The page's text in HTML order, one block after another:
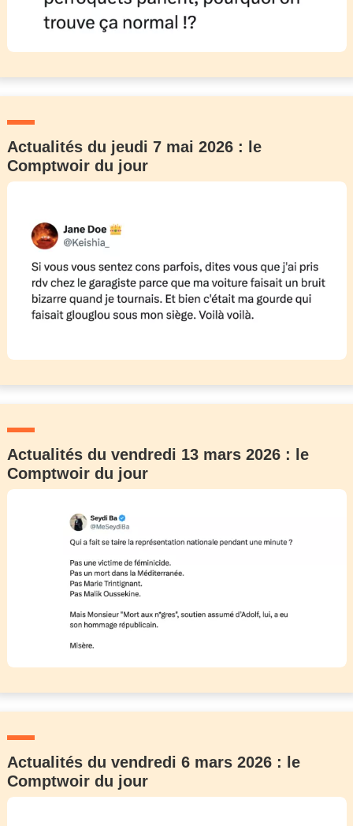
Actualités du jeudi 7 mai 2026 : le
Comptwoir du jour
Actualités du vendredi 13 mars 2026 : le
Comptwoir du jour
Actualités du vendredi 6 mars 2026 : le
Comptwoir du jour